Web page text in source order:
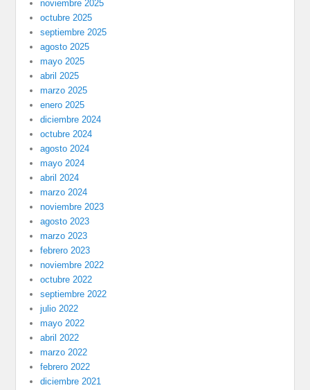
noviembre 2025
octubre 2025
septiembre 2025
agosto 2025
mayo 2025
abril 2025
marzo 2025
enero 2025
diciembre 2024
octubre 2024
agosto 2024
mayo 2024
abril 2024
marzo 2024
noviembre 2023
agosto 2023
marzo 2023
febrero 2023
noviembre 2022
octubre 2022
septiembre 2022
julio 2022
mayo 2022
abril 2022
marzo 2022
febrero 2022
diciembre 2021